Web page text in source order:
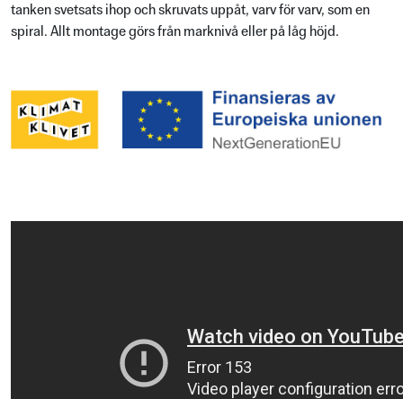
tanken svetsats ihop och skruvats uppåt, varv för varv, som en
spiral. Allt montage görs från marknivå eller på låg höjd.